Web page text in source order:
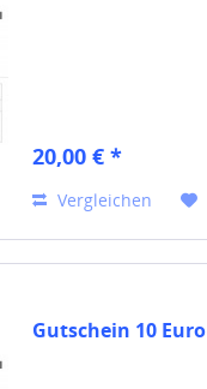
20,00 € *
Vergleichen
Gutschein 10 Euro